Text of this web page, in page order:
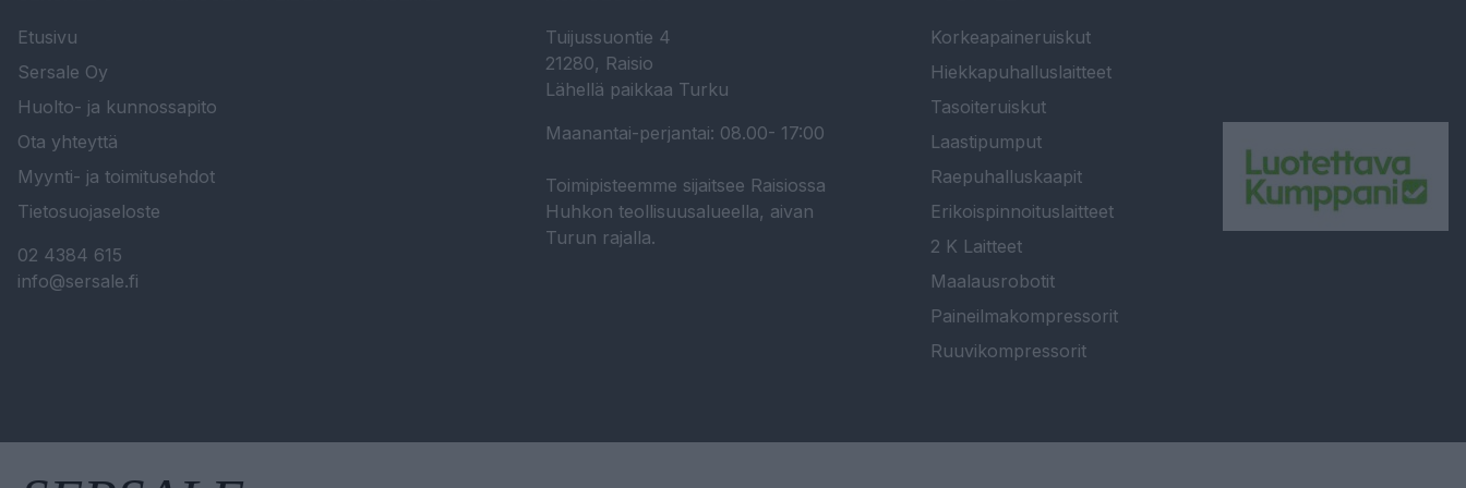
Etusivu
Sersale Oy
Huolto- ja kunnossapito
Ota yhteyttä
Myynti- ja toimitusehdot
Tietosuojaseloste
02 4384 615
info@sersale.fi
Tuijussuontie 4
21280, Raisio
Lähellä paikkaa Turku
Maanantai-perjantai: 08.00- 17:00
Toimipisteemme sijaitsee Raisiossa
Huhkon teollisuusalueella, aivan
Turun rajalla.
Korkeapaineruiskut
Hiekkapuhalluslaitteet
Tasoiteruiskut
Laastipumput
Raepuhalluskaapit
Erikoispinnoituslaitteet
2 K Laitteet
Maalausrobotit
Paineilmakompressorit
Ruuvikompressorit